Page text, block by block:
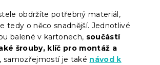
obdržíte potřebný materiál,
tedy o něco snadnější. Jednotlivé
balené v kartonech, součástí
šrouby, klíč pro montáž a
, samozřejmostí je také návod k